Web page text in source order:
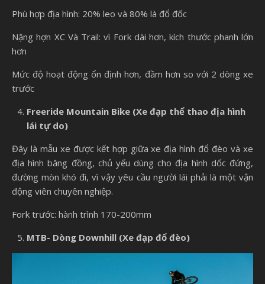
Phù hợp địa hình: 20% leo và 80% là đổ đốc
Nặng hợn XC Và Trail: vì Fork dài hơn, kích thước phanh lớn
hơn
Mức độ hoạt động ổn định hơn, đầm hơn so với 2 dòng xe
trước
Freeride Mountain Bike (Xe đạp thể thao địa hình
lái tự do)
Đây là mẫu xe được kết hợp giữa xe địa hình đổ đèo và xe
địa hình băng đồng, chủ yếu dùng cho địa hình dốc đứng,
đường mòn khó đi, vì vậy yêu cầu người lái phải là một vận
động viên chuyên nghiệp.
Fork trước: hành trình 170-200mm
MTB- Dòng Downhill (Xe đạp đổ đèo)